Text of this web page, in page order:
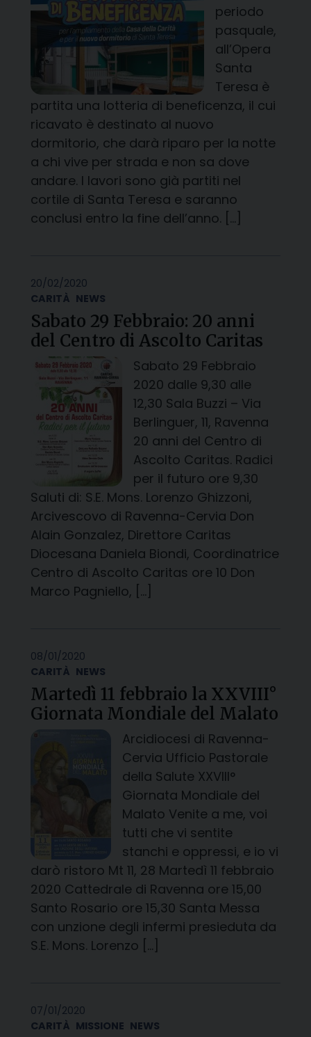
periodo
pasquale,
all’Opera
Santa
Teresa è
partita una lotteria di beneficenza, il cui
ricavato è destinato al nuovo
dormitorio, che darà riparo per la notte
a chi vive per strada e non sa dove
andare. I lavori sono già partiti nel
cortile di Santa Teresa e saranno
conclusi entro la fine dell’anno. […]
20/02/2020
CARITÀ NEWS
Sabato 29 Febbraio: 20 anni
del Centro di Ascolto Caritas
Sabato 29 Febbraio
2020 dalle 9,30 alle
12,30 Sala Buzzi – Via
Berlinguer, 11, Ravenna
20 anni del Centro di
Ascolto Caritas. Radici
per il futuro ore 9,30
Saluti di: S.E. Mons. Lorenzo Ghizzoni,
Arcivescovo di Ravenna-Cervia Don
Alain Gonzalez, Direttore Caritas
Diocesana Daniela Biondi, Coordinatrice
Centro di Ascolto Caritas ore 10 Don
Marco Pagniello, […]
08/01/2020
CARITÀ NEWS
Martedì 11 febbraio la XXVIII°
Giornata Mondiale del Malato
Arcidiocesi di Ravenna-
Cervia Ufficio Pastorale
della Salute XXVIII°
Giornata Mondiale del
Malato Venite a me, voi
tutti che vi sentite
stanchi e oppressi, e io vi
darò ristoro Mt 11, 28 Martedì 11 febbraio
2020 Cattedrale di Ravenna ore 15,00
Santo Rosario ore 15,30 Santa Messa
con unzione degli infermi presieduta da
S.E. Mons. Lorenzo […]
07/01/2020
CARITÀ MISSIONE NEWS